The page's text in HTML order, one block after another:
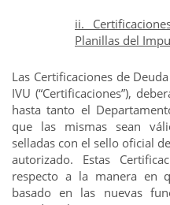
ii.
Planillas del
Las Certificaciones de
IVU (“Certificaciones”),
hasta tanto el
que las mismas sean
selladas con el sello oficial
autorizado. Estas
respecto a la manera en
basado en las nuevas